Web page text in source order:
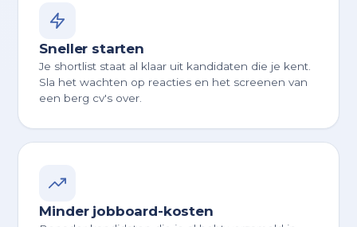
Sneller starten
Je shortlist staat al klaar uit kandidaten die je kent.
Sla het wachten op reacties en het screenen van
een berg cv's over.
Minder jobboard-kosten